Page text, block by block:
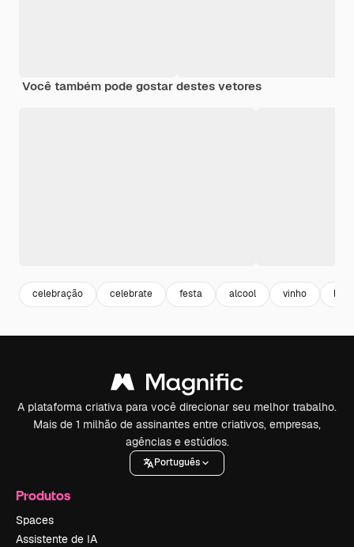
Você também pode gostar destes vetores
celebração celebrate festa alcool vinho
A plataforma criativa para você direcionar seu melhor trabalho.
Mais de 1 milhão de assinantes entre criativos, empresas,
agências e estúdios.
Português
Produtos
Spaces
Assistente de IA